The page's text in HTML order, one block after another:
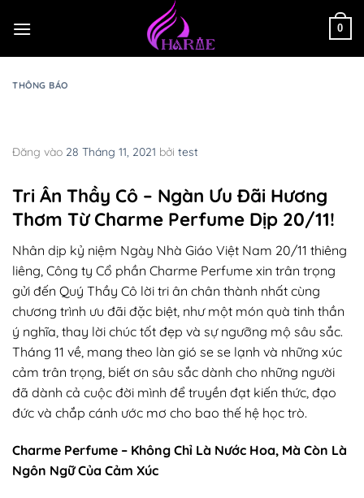
qua
0
THÔNG BÁO
Đăng vào 28 Tháng 11, 2021 bởi test
Tri Ân Thầy Cô – Ngàn Ưu Đãi Hương
Thơm Từ Charme Perfume Dịp 20/11!
Nhân dịp kỷ niệm Ngày Nhà Giáo Việt Nam 20/11 thiêng
liêng, Công ty Cổ phần Charme Perfume xin trân trọng
gửi đến Quý Thầy Cô lời tri ân chân thành nhất cùng
chương trình ưu đãi đặc biệt, như một món quà tinh thần
ý nghĩa, thay lời chúc tốt đẹp và sự ngưỡng mộ sâu sắc.
Tháng 11 về, mang theo làn gió se se lạnh và những xúc
cảm trân trọng, biết ơn sâu sắc dành cho những người
đã dành cả cuộc đời mình để truyền đạt kiến thức, đạo
đức và chắp cánh ước mơ cho bao thế hệ học trò.
Charme Perfume – Không Chỉ Là Nước Hoa, Mà Còn Là
Ngôn Ngữ Của Cảm Xúc